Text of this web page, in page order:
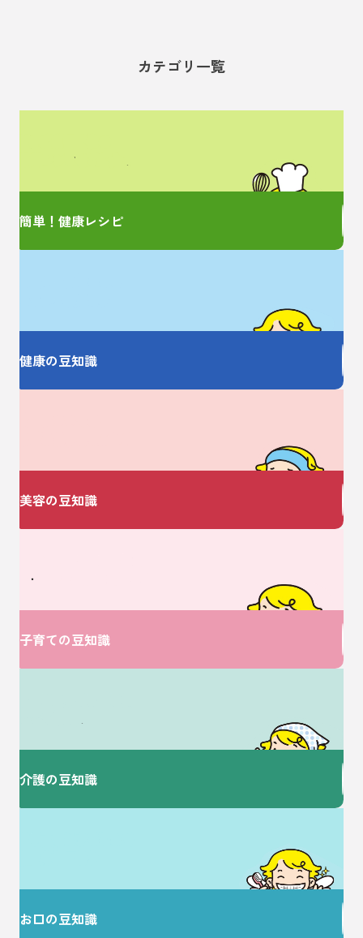
カテゴリ一覧
簡単レシピをご紹介！
簡単！健康レシピ
健康の豆知識
美容の豆知識
V・ドラッグにおまかせ♪
子育ての豆知識
介護の豆知識
お口の豆知識